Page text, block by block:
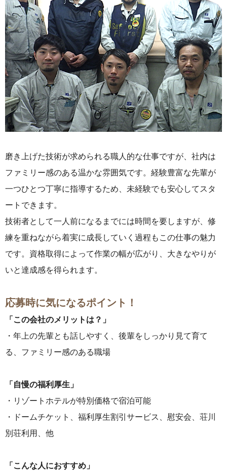
磨き上げた技術が求められる職人的な仕事ですが、社内は
ファミリー感のある温かな雰囲気です。経験豊富な先輩が
一つひとつ丁寧に指導するため、未経験でも安心してスタ
ートできます。
技術者として一人前になるまでには時間を要しますが、修
練を重ねながら着実に成長していく過程もこの仕事の魅力
です。資格取得によって作業の幅が広がり、大きなやりが
いと達成感を得られます。
応募時に気になるポイント！
「この会社のメリットは？」
・年上の先輩とも話しやすく、後輩をしっかり見て育て
る、ファミリー感のある職場
「自慢の福利厚生」
・リゾートホテルが特別価格で宿泊可能
・ドームチケット、福利厚生割引サービス、慰安会、荘川
別荘利用、他
「こんな人におすすめ」